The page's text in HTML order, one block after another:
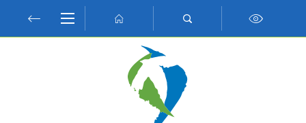
Przejdź do wyszukiwarki.
Przejdź do ustawień wielkości czcionki.
Włącz wersję kontrastową strony.